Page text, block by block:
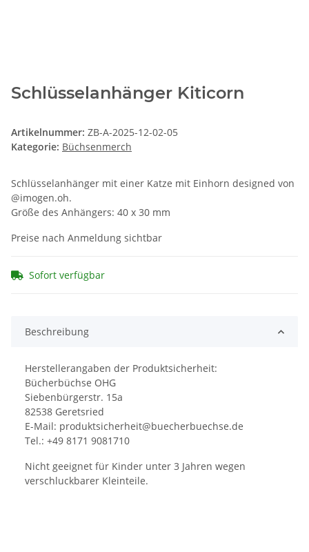
Schlüsselanhänger Kiticorn
Artikelnummer: ZB-A-2025-12-02-05
Kategorie: Büchsenmerch
Schlüsselanhänger mit einer Katze mit Einhorn designed von
@imogen.oh.
Größe des Anhängers: 40 x 30 mm
Preise nach Anmeldung sichtbar
Sofort verfügbar
Beschreibung
Herstellerangaben der Produktsicherheit:
Bücherbüchse OHG
Siebenbürgerstr. 15a
82538 Geretsried
E-Mail: produktsicherheit@buecherbuechse.de
Tel.: +49 8171 9081710
Nicht geeignet für Kinder unter 3 Jahren wegen
verschluckbarer Kleinteile.